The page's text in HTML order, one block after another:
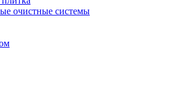
очистные системы